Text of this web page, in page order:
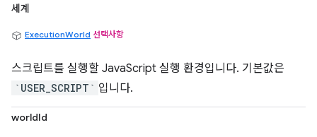
세계
ExecutionWorld 선택사항
스크립트를 실행할 JavaScript 실행 환경입니다. 기본값은
`USER_SCRIPT` 입니다.
worldId